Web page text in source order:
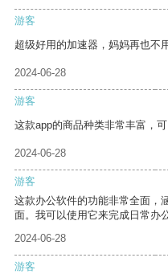
游客
超级好用的加速器，妈妈再也不
2024-06-28
游客
这款app的商品种类非常丰富，
2024-06-28
游客
这款办公软件的功能非常全面，
面。我可以使用它来完成日常办
2024-06-28
游客